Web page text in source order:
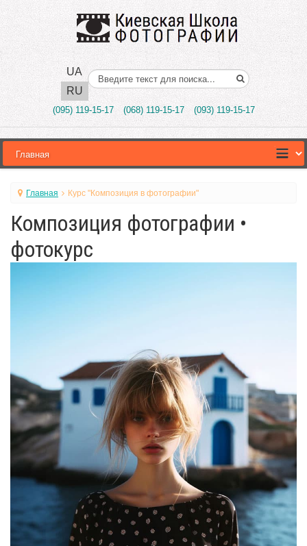
UA
RU
Поиск..
(095) 119-15-17 (068) 119-15-17 (093) 119-15-17
Главная Курс "Композиция в фотографии"
Композиция фотографии •
фотокурс